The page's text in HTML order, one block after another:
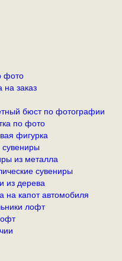
фото
на заказ
бюст по фотографии
по фото
фигурка
сувениры
из металла
сувениры
из дерева
на капот автомобиля
лофт